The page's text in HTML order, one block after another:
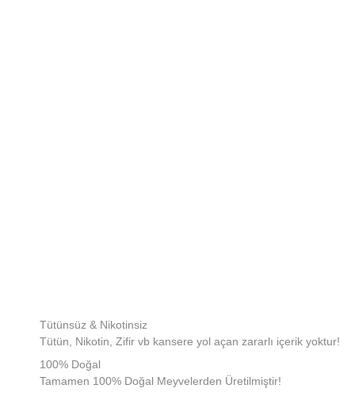
Tütünsüz & Nikotinsiz
Tütün, Nikotin, Zifir vb kansere yol açan zararlı içerik yoktur!
100% Doğal
Tamamen 100% Doğal Meyvelerden Üretilmiştir!